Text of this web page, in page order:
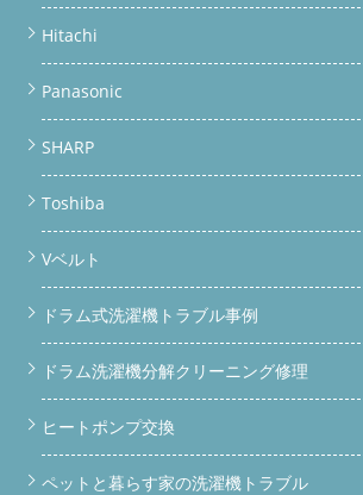
Hitachi
Panasonic
SHARP
Toshiba
Vベルト
ドラム式洗濯機トラブル事例
ドラム洗濯機分解クリーニング修理
ヒートポンプ交換
ペットと暮らす家の洗濯機トラブル